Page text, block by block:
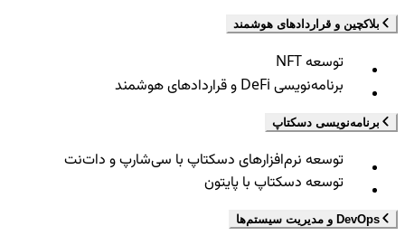
بلاکچین و قراردادهای هوشمند
توسعه NFT
برنامه‌نویسی DeFi و قراردادهای هوشمند
برنامه‌نویسی دسکتاپ
توسعه نرم‌افزارهای دسکتاپ با سی‌شارپ و دات‌نت
توسعه دسکتاپ با پایتون
DevOps و مدیریت سیستم‌ها